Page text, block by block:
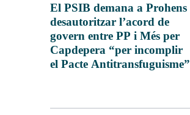
El PSIB demana a Prohens
desautoritzar l’acord de
govern entre PP i Més per
Capdepera “per incomplir
el Pacte Antitransfuguisme”